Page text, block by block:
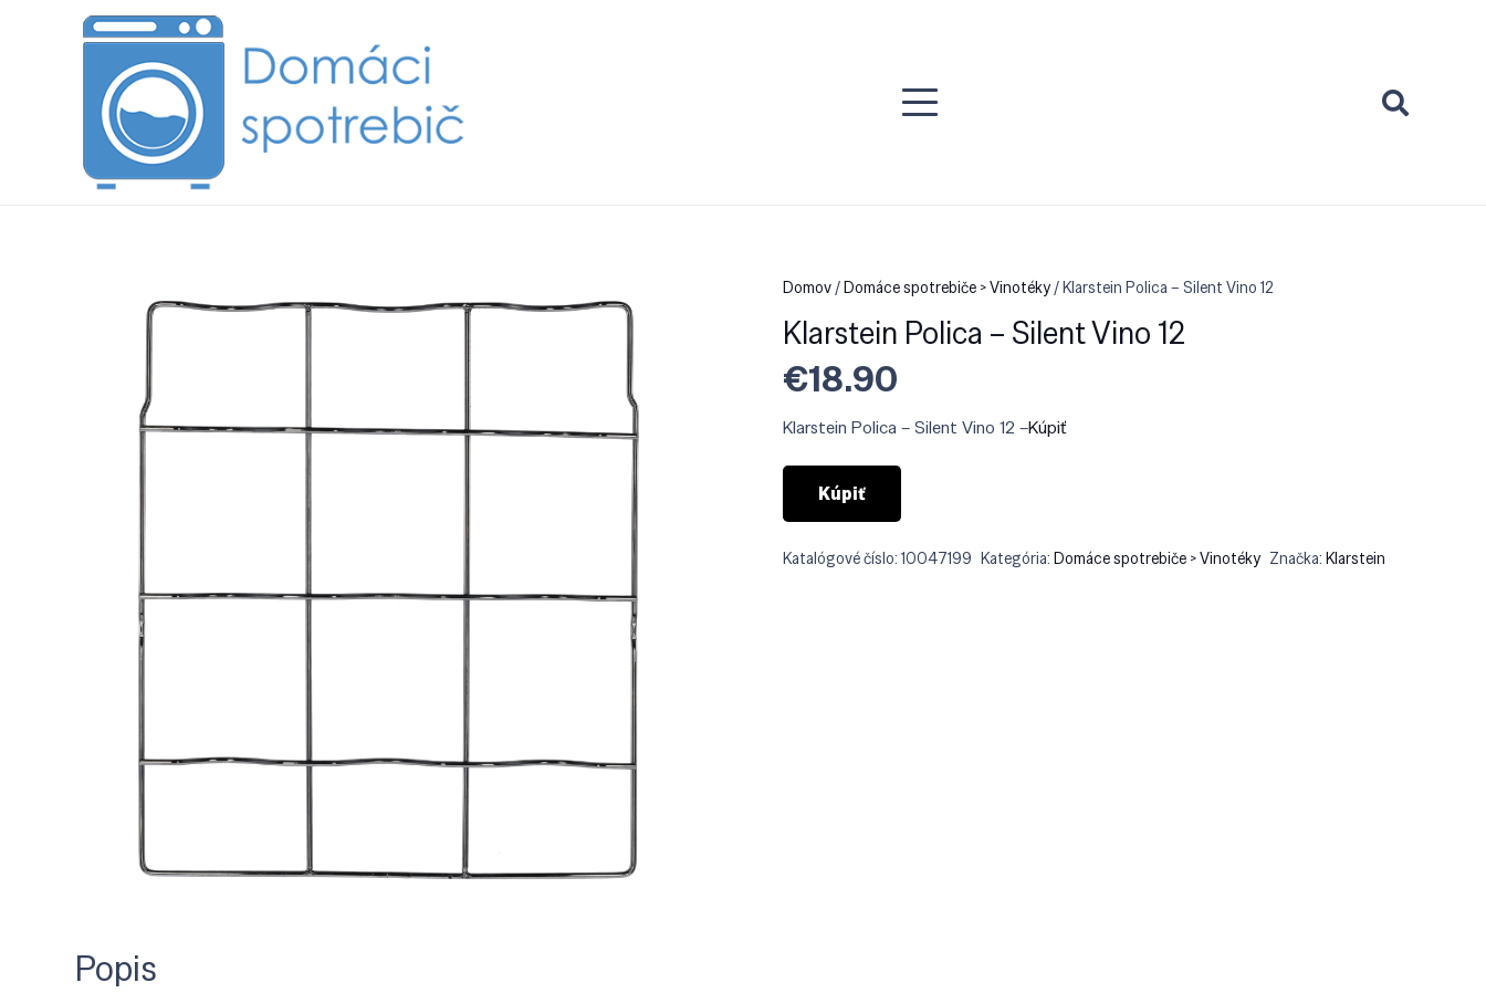
Domov/Domáce spotrebiče > Vinotéky/ Klarstein Polica – Silent Vino 12
Klarstein Polica – Silent Vino 12
€18.90
Klarstein Polica – Silent Vino 12 –Kúpiť
Kúpiť
Katalógové číslo:10047199 Kategória:Domáce spotrebiče > Vinotéky Značka: Klarstein
Popis